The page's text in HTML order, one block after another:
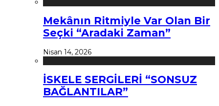
Mekânın Ritmiyle Var Olan Bir
Seçki “Aradaki Zaman”
Nisan 14, 2026
İSKELE SERGİLERİ “SONSUZ
BAĞLANTILAR”